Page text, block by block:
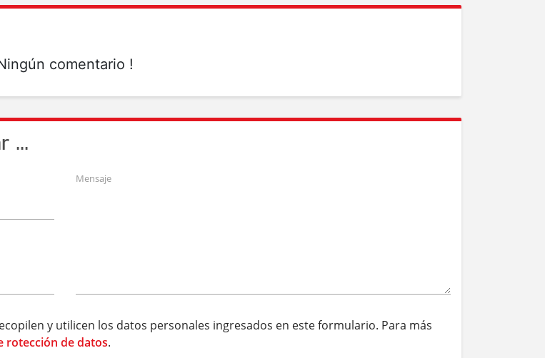
comentario !
...
Mensaje
y utilicen los datos personales ingresados en este formulario. Para más
rotección de datos.